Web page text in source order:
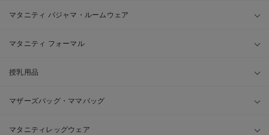
マタニティ パジャマ・ルームウェア
マタニティ フォーマル
授乳用品
マザーズバッグ・ママバッグ
マタニティレッグウェア